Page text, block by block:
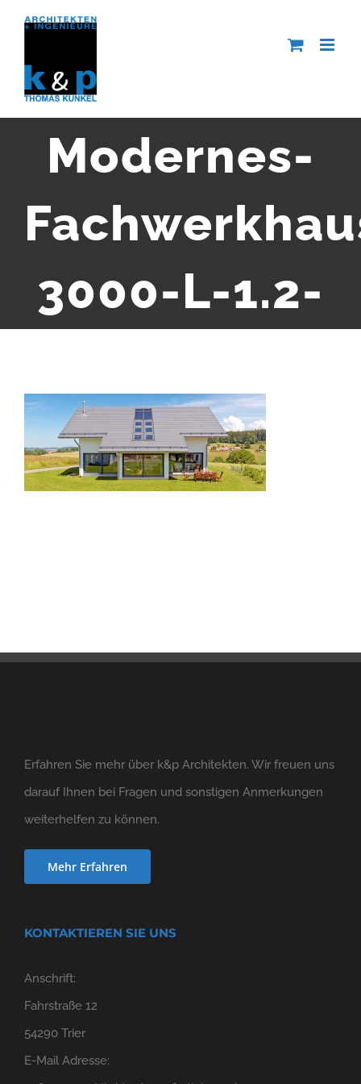
springen
Modernes-
3000-L-1.2-
Erfahren Sie mehr über k&p Architekten. Wir freuen uns
darauf Ihnen bei Fragen und sonstigen Anmerkungen
weiterhelfen zu können.
Mehr Erfahren
KONTAKTIEREN SIE UNS
Anschrift:
Fahrstraße 12
54290 Trier
E-Mail Adresse: